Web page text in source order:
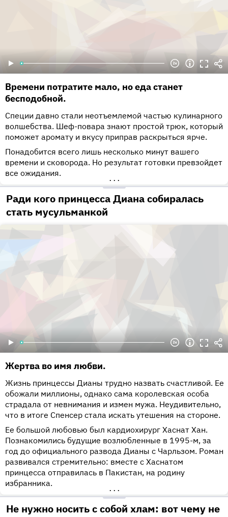
Времени потратите мало, но еда станет
бесподобной.
Специи давно стали неотъемлемой частью кулинарного
волшебства. Шеф-повара знают простой трюк, который
поможет аромату и вкусу приправ раскрыться ярче.
Понадобится всего лишь несколько минут вашего
времени и сковорода. Но результат готовки превзойдет
все ожидания.
•••
Ради кого принцесса Диана собиралась
стать мусульманкой
Жертва во имя любви.
Жизнь принцессы Дианы трудно назвать счастливой. Ее
обожали миллионы, однако сама королевская особа
страдала от невнимания и измен мужа. Неудивительно,
что в итоге Спенсер стала искать утешения на стороне.
Ее большой любовью был кардиохирург Хаснат Хан.
Познакомились будущие возлюбленные в 1995-м, за
год до официального развода Дианы с Чарльзом. Роман
развивался стремительно: вместе с Хаснатом
принцесса отправилась в Пакистан, на родину
избранника.
•••
Не нужно носить с собой хлам: вот чему не